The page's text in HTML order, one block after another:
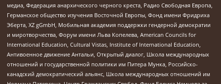
медиа, Федерация анархического черного креста, Радио Свободная Европа,
Германское общество изучения Восточной Европы, Фонд имени Фридриха
Эберта, XZ gGmbH, Мобильная академия поддержки гендерной демократии
и миротворчества, Форум имени Льва Копелева, American Councils for
International Education, Cultural Vistas, Institute of International Education,
Антивоенное движение Антальи, Открытый диалог, Школа международных
отношений и государственной политики им Питера Мунка, Российско-
канадский демократический альянс, Школа международных отношений им